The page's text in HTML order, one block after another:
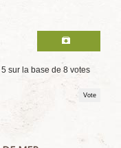
5 sur la base de 8 votes